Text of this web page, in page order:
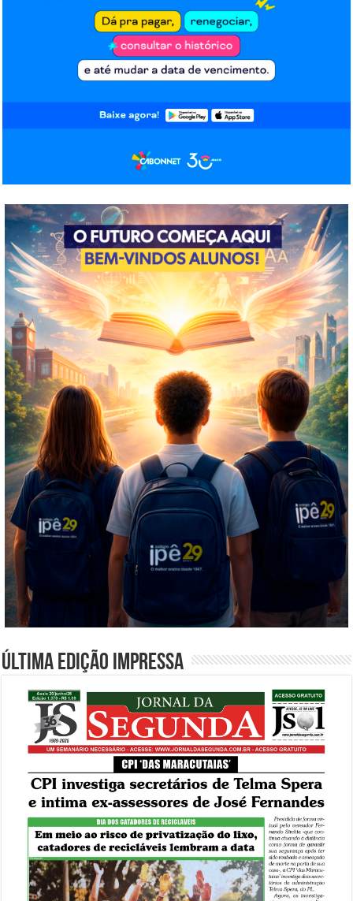
Última edição impressa